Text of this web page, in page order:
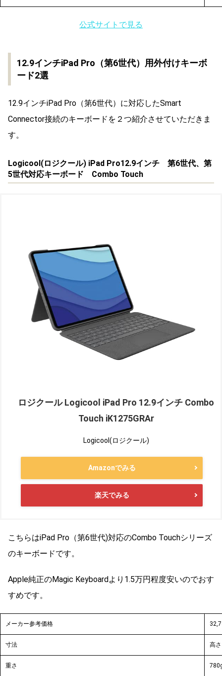
公式サイトで見る
12.9インチiPad Pro（第6世代）用外付けキーボ
ード2選
12.9インチiPad Pro（第6世代）に対応したSmart
Connector接続のキーボードを２つ紹介させていただきま
す。
Logicool(ロジクール) iPad Pro12.9インチ 第6世代、第
5世代対応キーボード Combo Touch
ロジクール Logicool iPad Pro 12.9インチ Combo
Touch iK1275GRAr
Logicool(ロジクール)
Amazonでみる
楽天でみる
こちらはiPad Pro（第6世代)対応のCombo Touchシリーズ
のキーボードです。
Apple純正のMagic Keyboardより1.5万円程度安いのでおす
すめです。
メーカー参考価格
寸法 高
重さ